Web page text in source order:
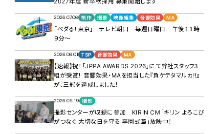
2026.07.06 制作 撮影 映像編集 音響効果 MA
「ペダる！東京」 テレビ朝日 毎週日曜日 午後１１時
９分～
2026.06.01 TSP 音響効果 MA
【速報】祝！「JPPA AWARDS 2026」にて弊社スタッフ3
組が受賞！ 音響効果・MAを担当した『負ケテタマルカ!!』
が、三冠を達成しました！
2026.05.19 撮影
撮影センターが収録に参加 KIRIN CM「キリン よろこび
がつなぐ 大切な日を守る 卒園式篇」放映中！